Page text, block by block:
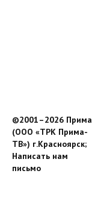
©2001–2026 Прима
(ООО «ТРК Прима-
ТВ») г.Красноярск;
Написать нам
письмо